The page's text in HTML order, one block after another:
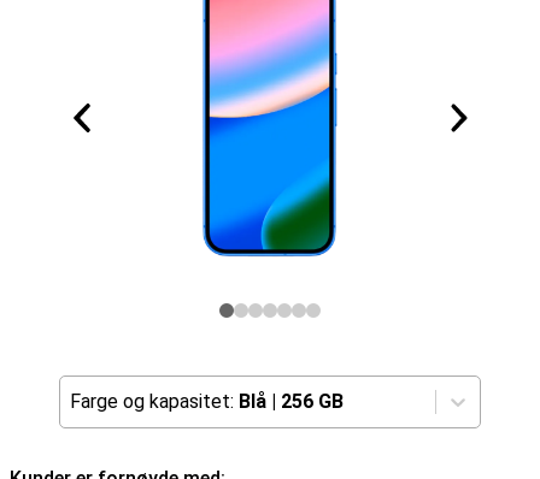
Farge og kapasitet: Blå | 256 GB